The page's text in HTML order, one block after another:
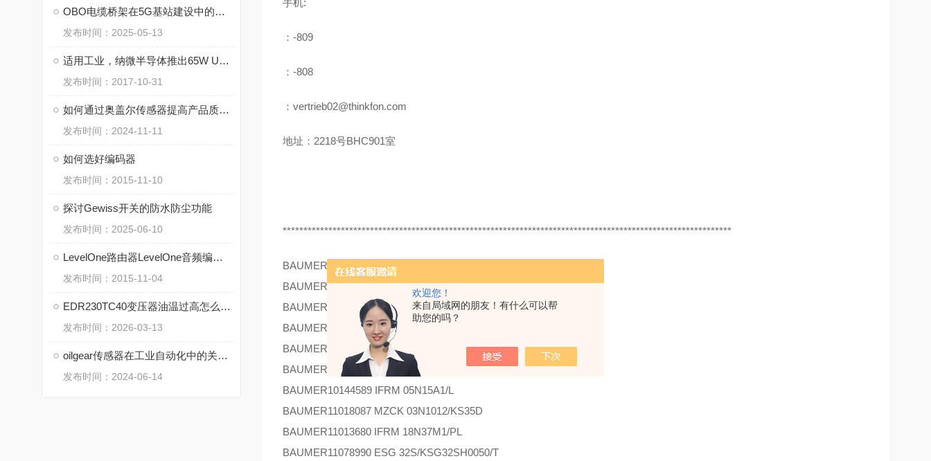
欢迎您！
来自局域网的朋友！有什么可以帮
助您的吗？
OBO电缆桥架在5G基站建设中的关键作用
发布时间：2025-05-13
适用工业，纳微半导体推出65W USB-PD的GaN功率IC
发布时间：2017-10-31
如何通过奥盖尔传感器提高产品质量监控
发布时间：2024-11-11
如何选好编码器
发布时间：2015-11-10
探讨Gewiss开关的防水防尘功能
发布时间：2025-06-10
LevelOne路由器LevelOne音频编码器设置
发布时间：2015-11-04
EDR230TC40变压器油温过高怎么办？
发布时间：2026-03-13
oilgear传感器在工业自动化中的关键作用
发布时间：2024-06-14
手机:
：-809
：-808
：vertrieb02@thinkfon.com
地址：2218号BHC901室
************************************************************************************************************
BAUMER 11135756 U500.DA0-IA1B.72O
BAUMER10148991 IFRM 06P13G1/L
BAUMER 11080142 OADK 25I7480/S14C
BAUMER 10221749 FSF 100A3022
BAUMER 10128224 UZAM 30P6803/S14C
BAUMER 10156738 Lichtleiterverlängerung 2m
BAUMER10144589 IFRM 05N15A1/L
BAUMER11018087 MZCK 03N1012/KS35D
BAUMER11013680 IFRM 18N37M1/PL
BAUMER11078990 ESG 32S/KSG32SH0050/T